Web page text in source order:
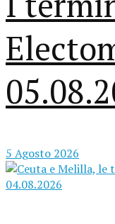
5 Agosto 2026